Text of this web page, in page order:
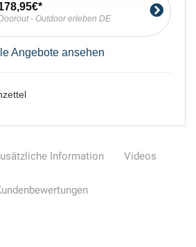
- Outdoor erleben DE
Angebote ansehen
Information Videos